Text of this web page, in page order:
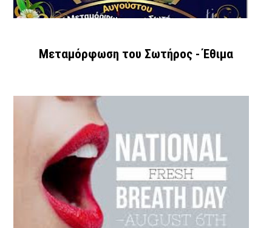
Μεταμόρφωση του Σωτήρος - Έθιμα